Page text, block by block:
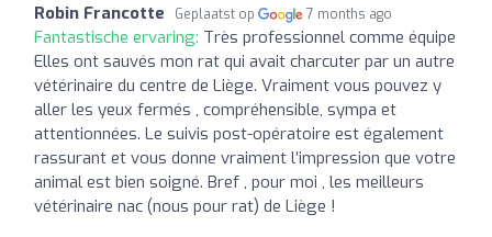
Robin Francotte Geplaatst op 7 months ago
Fantastische ervaring: Très professionnel comme équipe
Elles ont sauvés mon rat qui avait charcuter par un autre
vétérinaire du centre de Liège. Vraiment vous pouvez y
aller les yeux fermés , compréhensible, sympa et
attentionnées. Le suivis post-opératoire est également
rassurant et vous donne vraiment l’impression que votre
animal est bien soigné. Bref , pour moi , les meilleurs
vétérinaire nac (nous pour rat) de Liège !